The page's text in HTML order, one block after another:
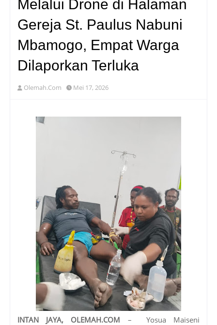
Melalui Drone di Halaman
Gereja St. Paulus Nabuni
Mbamogo, Empat Warga
Dilaporkan Terluka
Olemah.Com Mei 17, 2026
INTAN JAYA, OLEMAH.COM – Yosua Maiseni